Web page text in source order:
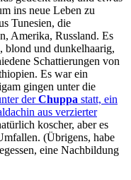
ins neue Leben zu
Tunesien, die
Amerika, Russland. Es
blond und dunkelhaarig,
Schattierungen von
Es war ein
gingen unter die
derChuppa statt, ein
aus verzierter
koscher, aber es
(Übrigens, habe
eine Nachbildung